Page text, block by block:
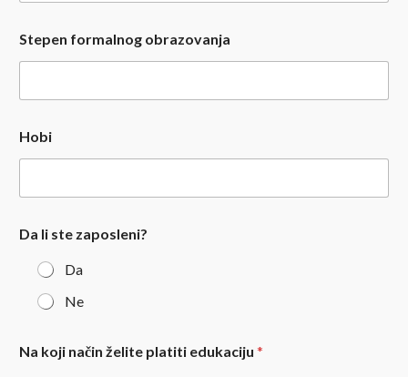
Stepen formalnog obrazovanja
Hobi
Da li ste zaposleni?
Da
Ne
Na koji način želite platiti edukaciju *